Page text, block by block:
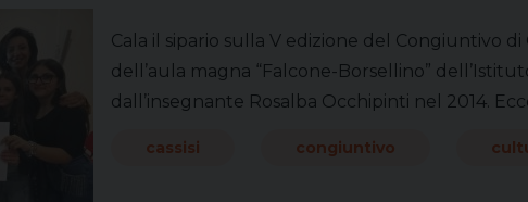
Cala il sipario sulla V edizione del Congiuntivo
dell’aula magna “Falcone-Borsellino”
dall’insegnante Rosalba Occhipinti nel 2014.
cassisi congiuntivo